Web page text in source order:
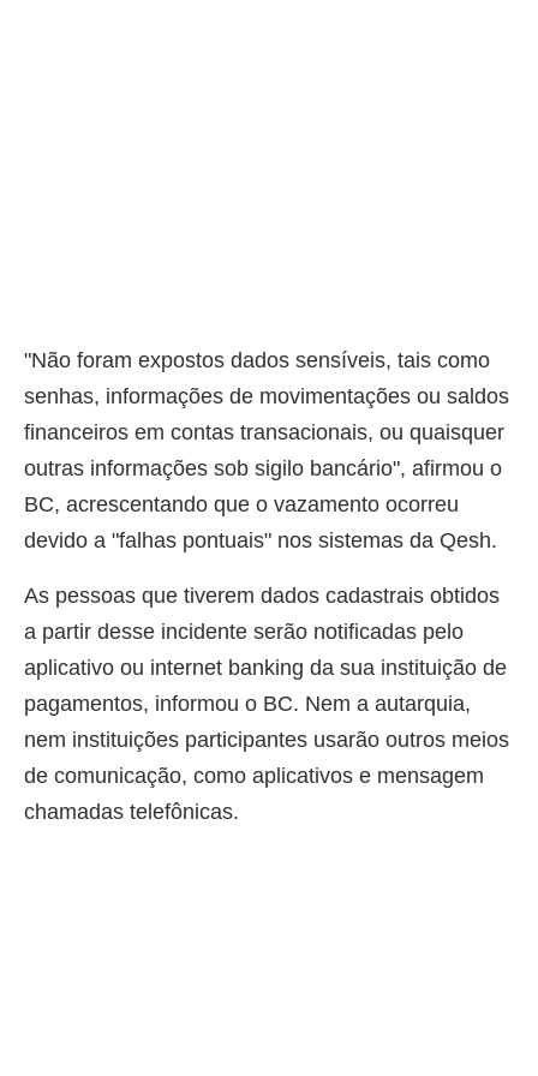
"Não foram expostos dados sensíveis, tais como
senhas, informações de movimentações ou saldos
financeiros em contas transacionais, ou quaisquer
outras informações sob sigilo bancário", afirmou o
BC, acrescentando que o vazamento ocorreu
devido a "falhas pontuais" nos sistemas da Qesh.
As pessoas que tiverem dados cadastrais obtidos
a partir desse incidente serão notificadas pelo
aplicativo ou internet banking da sua instituição de
pagamentos, informou o BC. Nem a autarquia,
nem instituições participantes usarão outros meios
de comunicação, como aplicativos e mensagem
chamadas telefônicas.